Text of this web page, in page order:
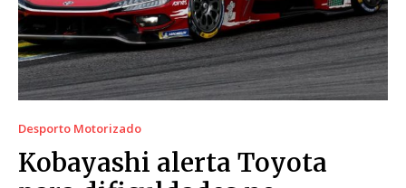
Desporto Motorizado
Kobayashi alerta Toyota